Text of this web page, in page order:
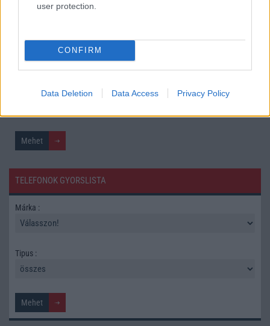
user protection.
CONFIRM
Data Deletion Data Access Privacy Policy
Mennyibe kerül
TELEFONOK GYORSLISTA
Márka :
Tipus :